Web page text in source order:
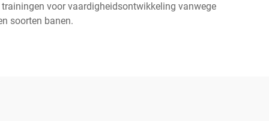
voor vaardigheidsontwikkeling vanwege
soorten banen.